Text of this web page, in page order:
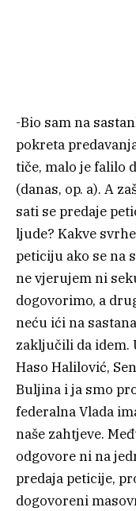
-Bio sam na
pokreta
tiče, malo je falilo
(danas, op. a). A
sati se predaje
ljude? Kakve
peticiju ako se na
ne vjerujem ni
dogovorimo, a
neću ići na
zaključili da idem.
Haso Halilović,
Buljina i ja smo
federalna Vlada
naše zahtjeve.
odgovore ni na
predaja peticije,
dogovoreni